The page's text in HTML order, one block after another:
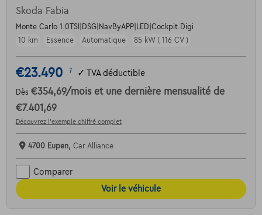
Skoda Fabia
Monte Carlo 1.0TSI|DSG|NavByAPP|LED|Cockpit.Digi
10 km
Essence Automatique 85 kW ( 116 CV )
€23.490 1 ✓ TVA déductible
Dès €354,69/mois et une dernière mensualité de
€7.401,69
Découvrez l’exemple chiffré complet
4700 Eupen, Car Alliance
Comparer
Voir le véhicule